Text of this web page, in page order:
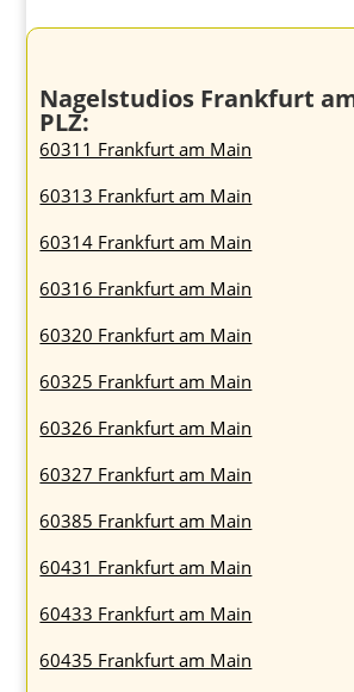
Nagelstudios Frankfurt
PLZ:
60311 Frankfurt am Main
60313 Frankfurt am Main
60314 Frankfurt am Main
60316 Frankfurt am Main
60320 Frankfurt am Main
60325 Frankfurt am Main
60326 Frankfurt am Main
60327 Frankfurt am Main
60385 Frankfurt am Main
60431 Frankfurt am Main
60433 Frankfurt am Main
60435 Frankfurt am Main